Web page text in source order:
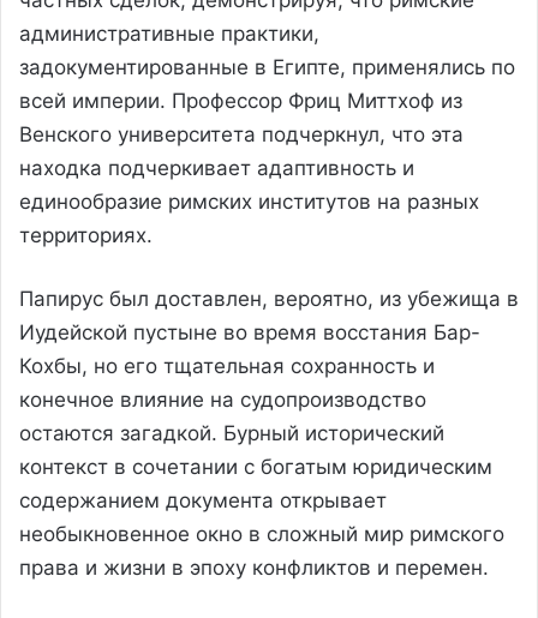
административные практики,
задокументированные в Египте, применялись по
всей империи. Профессор Фриц Миттхоф из
Венского университета подчеркнул, что эта
находка подчеркивает адаптивность и
единообразие римских институтов на разных
территориях.
Папирус был доставлен, вероятно, из убежища в
Иудейской пустыне во время восстания Бар-
Кохбы, но его тщательная сохранность и
конечное влияние на судопроизводство
остаются загадкой. Бурный исторический
контекст в сочетании с богатым юридическим
содержанием документа открывает
необыкновенное окно в сложный мир римского
права и жизни в эпоху конфликтов и перемен.